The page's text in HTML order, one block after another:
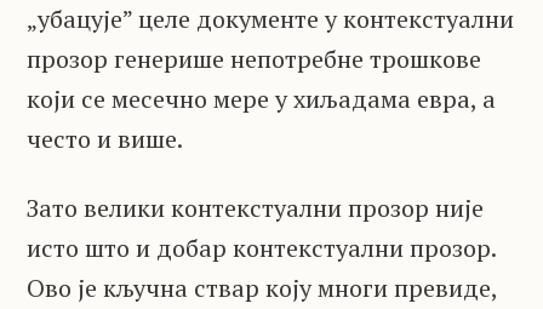
„убацује” целе документе у контекстуални
прозор генерише непотребне трошкове
који се месечно мере у хиљадама евра, а
често и више.
Зато велики контекстуални прозор није
исто што и добар контекстуални прозор.
Ово је кључна ствар коју многи превиде,